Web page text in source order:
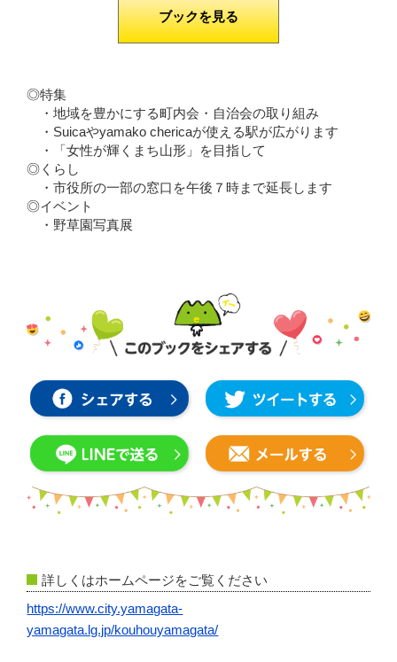
ブックを見る
◎特集
・地域を豊かにする町内会・自治会の取り組み
・Suicaやyamako chericaが使える駅が広がります
・「女性が輝くまち山形」を目指して
◎くらし
・市役所の一部の窓口を午後７時まで延長します
◎イベント
・野草園写真展
詳しくはホームページをご覧ください
https://www.city.yamagata-
yamagata.lg.jp/kouhouyamagata/